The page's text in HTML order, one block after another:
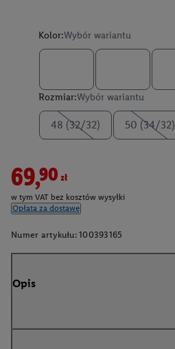
Kolor:Wybór wariantu
Rozmiar:Wybór wariantu
48 (32/32) 50 (34/32)
69,90zł
w tym VAT bez kosztów wysyłki
Opłata za dostawę
Numer artykułu: 100393165
Opis